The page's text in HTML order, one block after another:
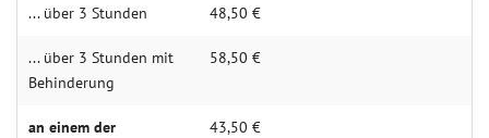
... über 3 Stunden 48,50 €
... über 3 Stunden mit
Behin­­derung
58,50 €
an einem der
43,50 €